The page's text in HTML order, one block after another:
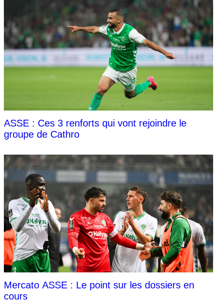
ASSE : Ces 3 renforts qui vont rejoindre le
groupe de Cathro
Mercato ASSE : Le point sur les dossiers en
cours